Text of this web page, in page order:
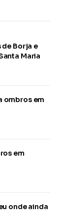
Borja e
Maria
ombros em
em
onde ainda